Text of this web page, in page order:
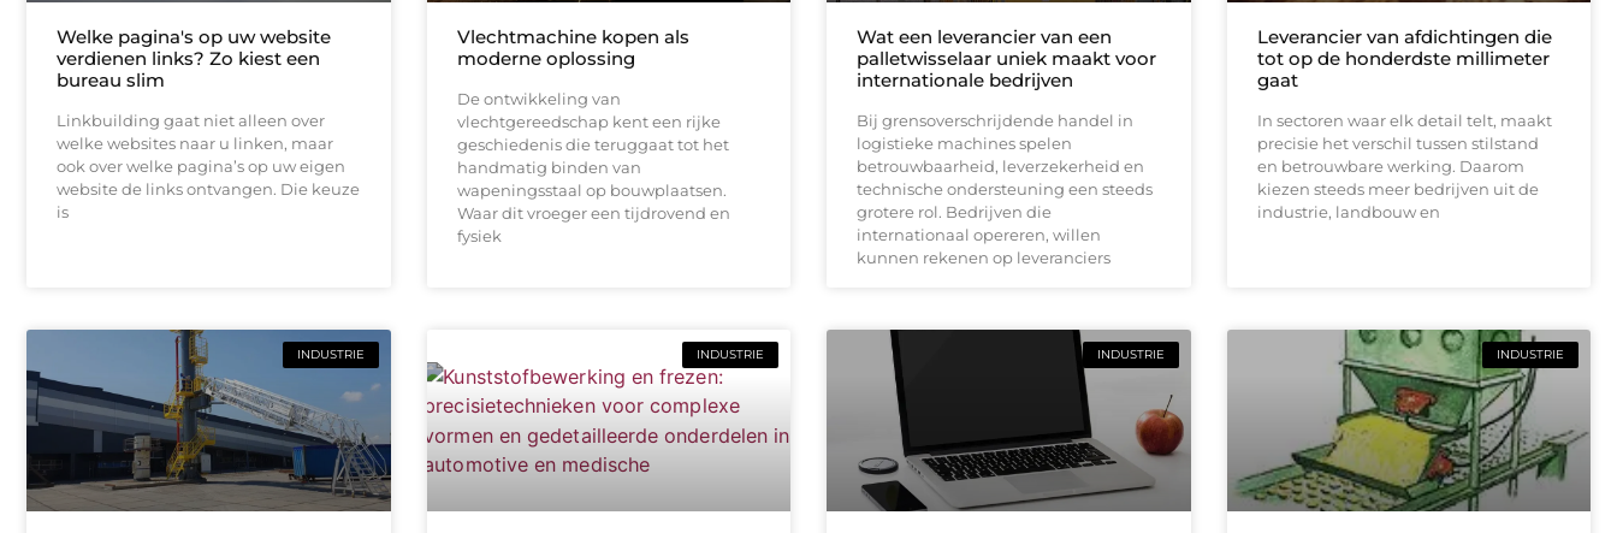
Welke pagina's op uw website
verdienen links? Zo kiest een
bureau slim
Linkbuilding gaat niet alleen over
welke websites naar u linken, maar
ook over welke pagina’s op uw eigen
website de links ontvangen. Die keuze
is
Vlechtmachine kopen als
moderne oplossing
De ontwikkeling van
vlechtgereedschap kent een rijke
geschiedenis die teruggaat tot het
handmatig binden van
wapeningsstaal op bouwplaatsen.
Waar dit vroeger een tijdrovend en
fysiek
Wat een leverancier van een
palletwisselaar uniek maakt voor
internationale bedrijven
Bij grensoverschrijdende handel in
logistieke machines spelen
betrouwbaarheid, leverzekerheid en
technische ondersteuning een steeds
grotere rol. Bedrijven die
internationaal opereren, willen
kunnen rekenen op leveranciers
Leverancier van afdichtingen die
tot op de honderdste millimeter
gaat
In sectoren waar elk detail telt, maakt
precisie het verschil tussen stilstand
en betrouwbare werking. Daarom
kiezen steeds meer bedrijven uit de
industrie, landbouw en
INDUSTRIE INDUSTRIE INDUSTRIE INDUSTRIE